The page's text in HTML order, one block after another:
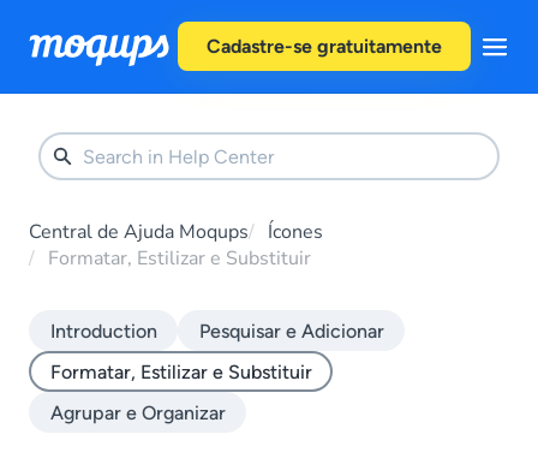
Cadastre-se gratuitamente
Central de Ajuda Moqups
Ícones
Formatar, Estilizar e Substituir
Introduction
Pesquisar e Adicionar
Formatar, Estilizar e Substituir
Agrupar e Organizar